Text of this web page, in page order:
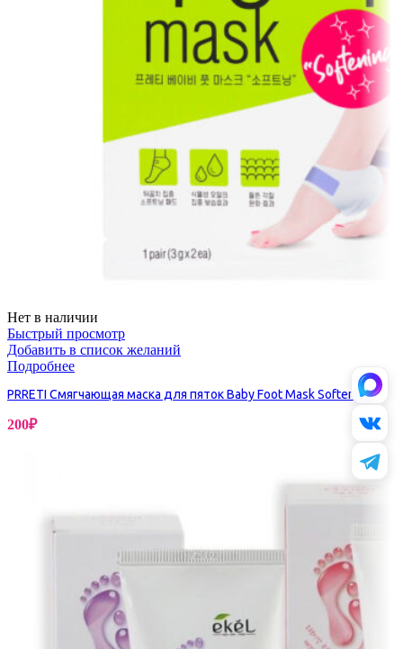
Нет в наличии
Быстрый просмотр
Добавить в список желаний
Подробнее
PRRETI Смягчающая маска для пяток Baby Foot Mask Softening
200₽